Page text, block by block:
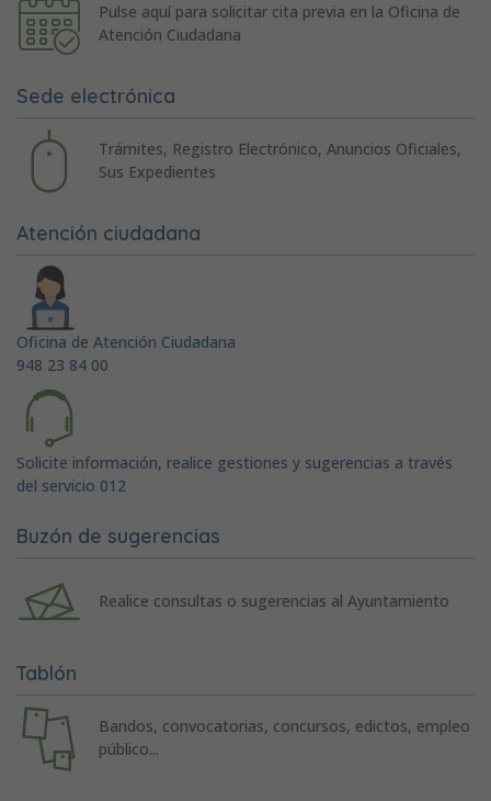
Pulse aquí para solicitar cita previa en la Oficina de
Atención Ciudadana
Sede electrónica
Trámites, Registro Electrónico, Anuncios Oficiales,
Sus Expedientes
Atención ciudadana
Oficina de Atención Ciudadana
948 23 84 00
Solicite información, realice gestiones y sugerencias a través
del servicio 012
Buzón de sugerencias
Realice consultas o sugerencias al Ayuntamiento
Tablón
Bandos, convocatorias, concursos, edictos, empleo
público...